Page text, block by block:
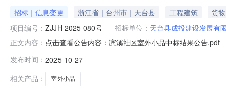
招标｜信息变更 浙江省｜台州市｜天台县 工程建筑
货物
项目编号： ZJJH-2025-080号 招标单位： 天台县成投建设发展有
正文内容： 点击查看公告内容：滨溪社区室外小品中标结果公告.pdf
发布时间： 2025-10-27
相关产品：
室外小品